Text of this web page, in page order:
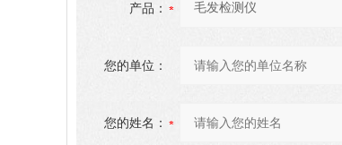
产品：
您的单位：
您的姓名：